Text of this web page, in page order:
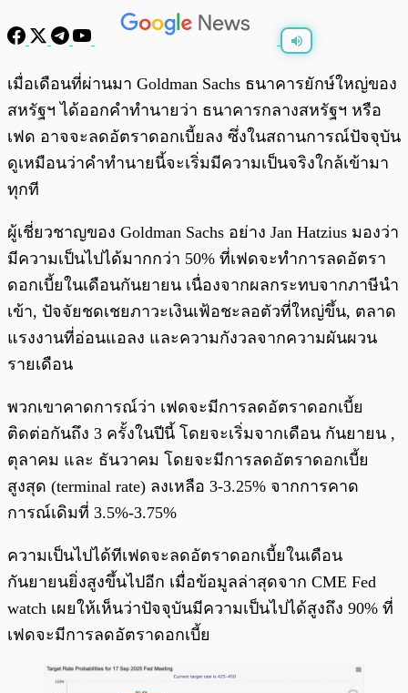
พร้อมเล่น 0:00 / 0:00
เมื่อเดือนที่ผ่านมา Goldman Sachs ธนาคารยักษ์ใหญ่ของ
สหรัฐฯ ได้ออกคำทำนายว่า ธนาคารกลางสหรัฐฯ หรือ
เฟด อาจจะลดอัตราดอกเบี้ยลง ซึ่งในสถานการณ์ปัจจุบัน
ดูเหมือนว่าคำทำนายนี้จะเริ่มมีความเป็นจริงใกล้เข้ามา
ทุกที
ผู้เชี่ยวชาญของ Goldman Sachs อย่าง Jan Hatzius มองว่า
มีความเป็นไปได้มากกว่า 50% ที่เฟดจะทำการลดอัตรา
ดอกเบี้ยในเดือนกันยายน เนื่องจาก​​ผลกระทบจากภาษีนำ
เข้า, ปัจจัยชดเชยภาวะเงินเฟ้อชะลอตัวที่ใหญ่ขึ้น, ตลาด
แรงงานที่อ่อนแอลง และความกังวลจากความผันผวน
รายเดือน
พวกเขาคาดการณ์ว่า เฟดจะมีการลดอัตราดอกเบี้ย
ติดต่อกันถึง 3 ครั้งในปีนี้ โดยจะเริ่มจากเดือน กันยายน ,
ตุลาคม และ ธันวาคม โดยจะมีการลดอัตราดอกเบี้ย
สูงสุด (terminal rate) ลงเหลือ 3-3.25% จากการคาด
การณ์เดิมที่ 3.5%-3.75%
ความเป็นไปได้ทีเฟดจะลดอัตราดอกเบี้ยในเดือน
กันยายนยิ่งสูงขึ้นไปอีก เมื่อข้อมูลล่าสุดจาก CME Fed
watch เผยให้เห็นว่าปัจจุบันมีความเป็นไปได้สูงถึง 90% ที่
เฟดจะมีการลดอัตราดอกเบี้ย